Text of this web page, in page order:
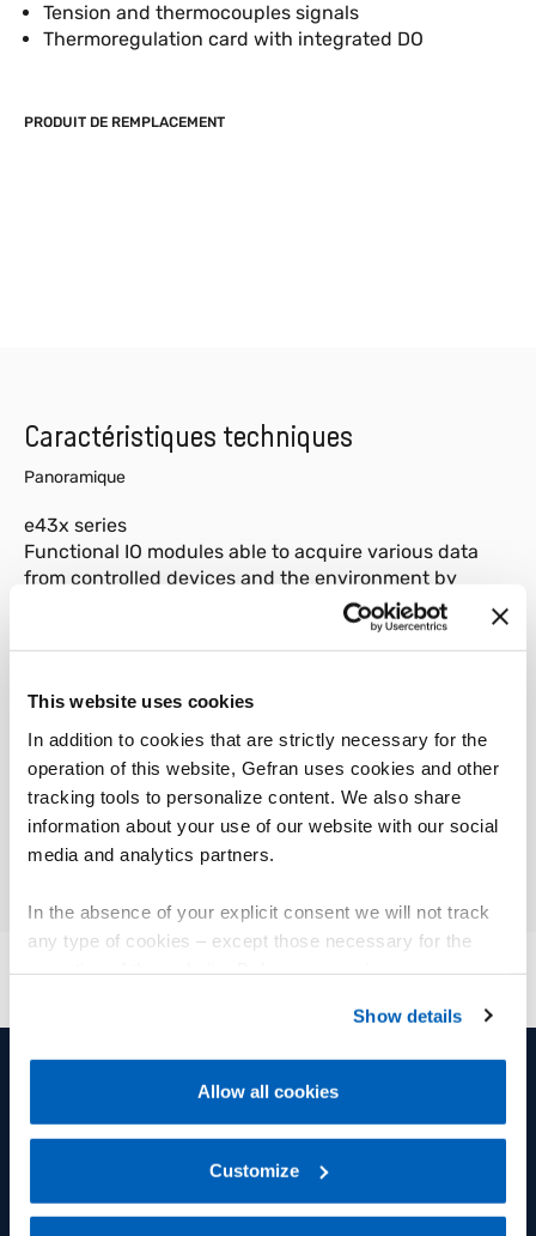
This website uses cookies
In addition to cookies that are strictly necessary for the
operation of this website, Gefran uses cookies and other
tracking tools to personalize content. We also share
information about your use of our website with our social
media and analytics partners.
In the absence of your explicit consent we will not track
any type of cookies – except those necessary for the
Gefran - Cookie
policy.
regarding processing of personal data, at the following
Gefran - Privacy Policy.
Show details
Allow all cookies
Customize
Tension and thermocouples signals
Thermoregulation card with integrated DO
PRODUIT DE REMPLACEMENT
Caractéristiques techniques
Panoramique
e43x series
Functional IO modules able to acquire various data
from controlled devices and the environment by
means of signals and sensors, control and adjust
devices by means of different types of signals and
commands.
01 Description
Capteurs de pression Bien-être et santé